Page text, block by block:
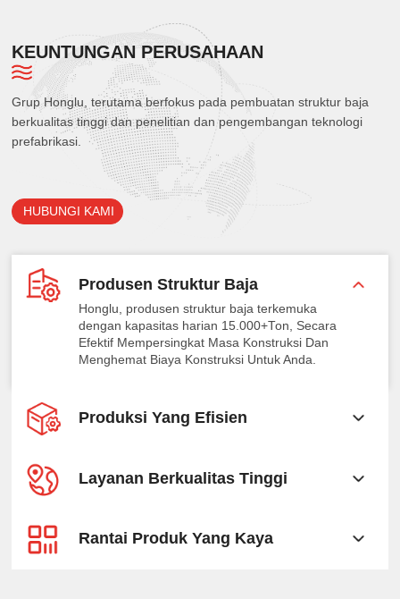
KEUNTUNGAN PERUSAHAAN
Grup Honglu, terutama berfokus pada pembuatan struktur baja
berkualitas tinggi dan penelitian dan pengembangan teknologi
prefabrikasi.
HUBUNGI KAMI
Produsen Struktur Baja
Honglu, produsen struktur baja terkemuka
dengan kapasitas harian 15.000+Ton, Secara
Efektif Mempersingkat Masa Konstruksi Dan
Menghemat Biaya Konstruksi Untuk Anda.
Produksi Yang Efisien
Layanan Berkualitas Tinggi
Rantai Produk Yang Kaya